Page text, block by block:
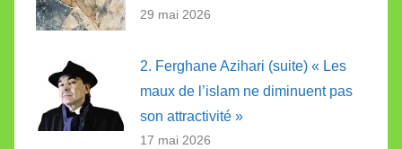
29 mai 2026
2. Ferghane Azihari (suite) « Les
maux de l’islam ne diminuent pas
son attractivité »
17 mai 2026